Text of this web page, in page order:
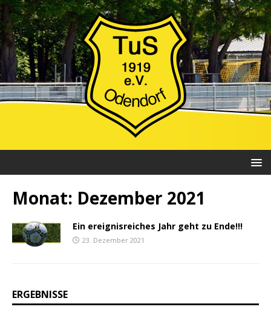
Monat: Dezember 2021
Ein ereignisreiches Jahr geht zu Ende!!!
23. Dezember 2021
ERGEBNISSE